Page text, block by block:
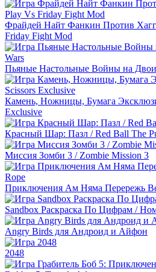
Фрайдей Найт Фанкин Против
Friday Fight Mod
Пьяные Настольные Войны на
Камень, Ножницы, Бумага
Exclusive
Красный Шар: Пазл / Red Ball The
Миссия Зомби 3 / Zombie Mission 3
Приключения Ам Няма Перережь
Sandbox Раскраска По Цифрам /
Angry Birds для Андроид и Айфон
2048